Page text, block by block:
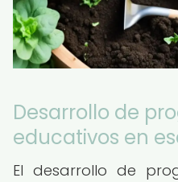
Desarrollo de
educativos en
El desarrollo de